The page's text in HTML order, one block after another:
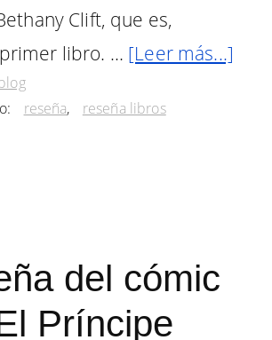
Clift, que es,
libro. … [Leer más...]
reseña, reseña libros
del cómic
Príncipe